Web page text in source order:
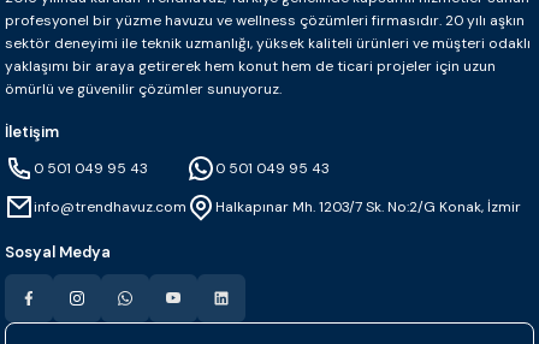
profesyonel bir yüzme havuzu ve wellness çözümleri firmasıdır. 20 yılı aşkın
sektör deneyimi ile teknik uzmanlığı, yüksek kaliteli ürünleri ve müşteri odaklı
yaklaşımı bir araya getirerek hem konut hem de ticari projeler için uzun
ömürlü ve güvenilir çözümler sunuyoruz.
İletişim
0 501 049 95 43
info@trendhavuz.com
0 501 049 95 43
Halkapınar Mh. 1203/7 Sk. No:2/G Konak, İzmir
Sosyal Medya